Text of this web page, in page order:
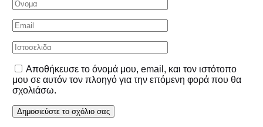
Αποθήκευσε το όνομά μου, email, και τον ιστότοπο
μου σε αυτόν τον πλοηγό για την επόμενη φορά που θα
σχολιάσω.